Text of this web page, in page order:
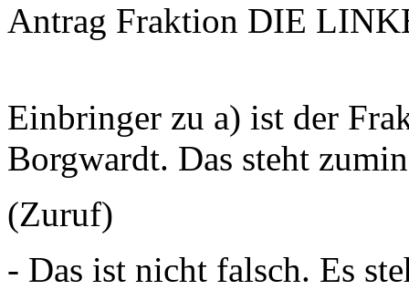
Antrag Fraktion DIE
Einbringer zu a) ist der
Borgwardt. Das steht
(Zuruf)
- Das ist nicht falsch. Es